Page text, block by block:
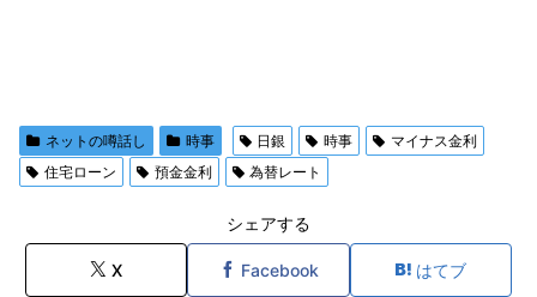
ネットの噂話し 時事 日銀 時事
マイナス金利
住宅ローン
預金金利 為替レート
シェアする
X Facebook はてブ